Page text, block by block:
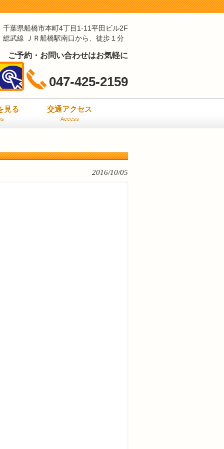
千葉県船橋市本町4丁目1-11平田ビル2F
総武線 ＪＲ船橋駅南口から、徒歩１分
ご予約・お問い合わせはお気軽に
047-425-2159
見る 交通アクセス
Access
2016/10/05